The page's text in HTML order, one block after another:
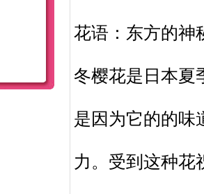
花语：东方的神
冬樱花是日本夏
是因为它的的味
力。受到这种花